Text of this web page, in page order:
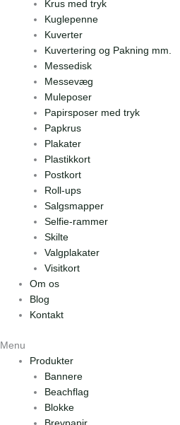
Krus med tryk
Kuglepenne
Kuverter
Kuvertering og Pakning mm.
Messedisk
Messevæg
Muleposer
Papirsposer med tryk
Papkrus
Plakater
Plastikkort
Postkort
Roll-ups
Salgsmapper
Selfie-rammer
Skilte
Valgplakater
Visitkort
Om os
Blog
Kontakt
Menu
Produkter
Bannere
Beachflag
Blokke